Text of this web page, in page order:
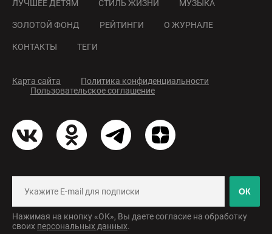
ЛУЧШЕЕ ДЕТЯМ СТИЛЬ ЖИЗНИ МУЗЫКА
ЗОЛОТОЙ ФОНД РЕЙТИНГИ О ЖУРНАЛЕ
КОНТАКТЫ ТЕГИ
Карта сайта
Политика конфиденциальности
Пользовательское соглашение
ОК
Нажимая на кнопку «ОК», Вы даете согласие на обработку
своих персональных данных.